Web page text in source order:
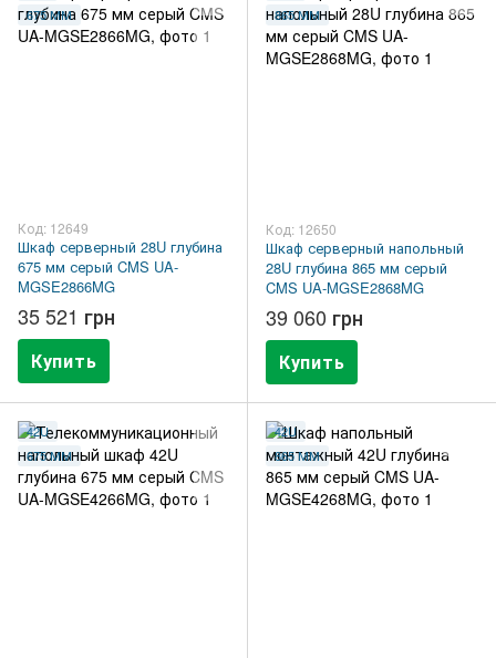
675 ММ
Код: 12649
Шкаф серверный 28U глубина
675 мм серый CMS UA-
MGSE2866MG
35 521 грн
Купить
865 ММ
Код: 12650
Шкаф серверный напольный
28U глубина 865 мм серый
CMS UA-MGSE2868MG
39 060 грн
Купить
42U
675 ММ
42U
865 ММ